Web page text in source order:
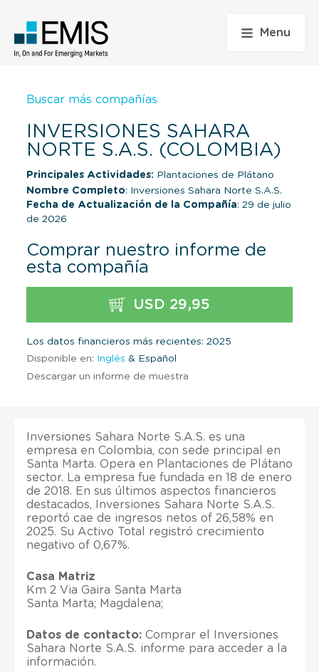
Menu
Buscar más compañías
INVERSIONES SAHARA
NORTE S.A.S. (COLOMBIA)
Principales Actividades: Plantaciones de Plátano
Nombre Completo: Inversiones Sahara Norte S.A.S.
Fecha de Actualización de la Compañía: 29 de julio
de 2026
Comprar nuestro informe de
esta compañía
USD 29,95
Los datos financieros más recientes: 2025
Disponible en: Inglés & Español
Descargar un informe de muestra
Inversiones Sahara Norte S.A.S. es una
empresa en Colombia, con sede principal en
Santa Marta. Opera en Plantaciones de Plátano
sector. La empresa fue fundada en 18 de enero
de 2018. En sus últimos aspectos financieros
destacados, Inversiones Sahara Norte S.A.S.
reportó cae de ingresos netos of 26,58% en
2025. Su Activo Total registró crecimiento
negativo of 0,67%.
Casa Matriz
Km 2 Via Gaira Santa Marta
Santa Marta; Magdalena;
Datos de contacto: Comprar el Inversiones
Sahara Norte S.A.S. informe para acceder a la
información.